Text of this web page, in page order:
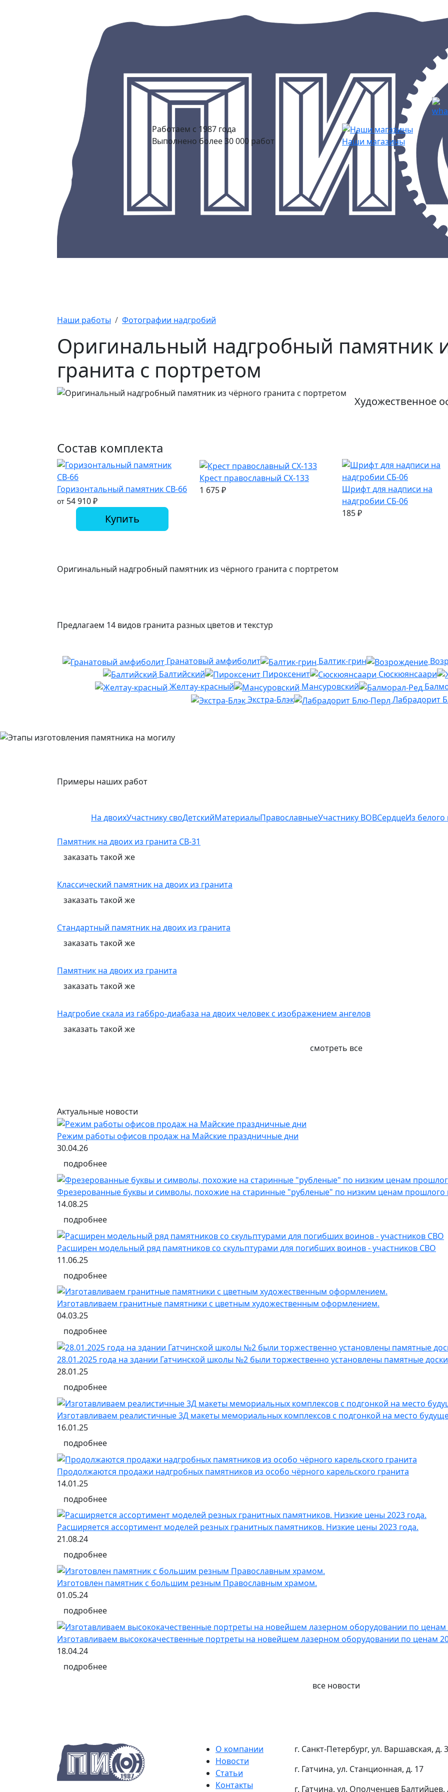
Работаем с 1987 года
Выполнено более 30 000 работ
Наши магазины
Наши работы Фотографии надгробий
Оригинальный надгробный памятник
гранита с портретом
Художественное
Состав комплекта
Горизонтальный памятник СВ-66
от 54 910₽
Купить
Крест православный СХ-133
1 675₽
Шрифт для надписи на
надгробии СБ-06
185₽
Оригинальный надгробный памятник из чёрного гранита с портретом
Предлагаем 14 видов гранита разных цветов и текстур
Гранатовый амфиболит Балтик-грин
Балтийский
Пироксенит Сюскюянсаари
Желтау-красный
Мансуровский
Экстра-Блэк
Лабрадорит
Примеры наших работ
На двоихУчастнику своДетскийМатериалыПравославныеУчастнику ВОВСердцеИз белого
Памятник на двоих из гранита СВ-31
заказать такой же
Классический памятник на двоих из гранита
заказать такой же
Стандартный памятник на двоих из гранита
заказать такой же
Памятник на двоих из гранита
заказать такой же
Надгробие скала из габбро-диабаза на двоих человек с изображением ангелов
заказать такой же
смотреть все
Актуальные новости
Режим работы офисов продаж на Майские праздничные дни
30.04.26
подробнее
Фрезерованные буквы и символы, похожие на старинные "рубленые" по низким ценам прошлого
14.08.25
подробнее
Расширен модельный ряд памятников со скульптурами для погибших воинов - участников СВО
11.06.25
подробнее
Изготавливаем гранитные памятники с цветным художественным оформлением.
04.03.25
подробнее
28.01.2025 года на здании Гатчинской школы №2 были торжественно установлены памятные доски
28.01.25
подробнее
Изготавливаем реалистичные 3Д макеты мемориальных комплексов с подгонкой на место
16.01.25
подробнее
Продолжаются продажи надгробных памятников из особо чёрного карельского гранита
14.01.25
подробнее
Расширяется ассортимент моделей резных гранитных памятников. Низкие цены 2023 года.
21.08.24
подробнее
Изготовлен памятник с большим резным Православным храмом.
01.05.24
подробнее
Изготавливаем высококачественные портреты на новейшем лазерном оборудовании по ценам
18.04.24
подробнее
все новости
О компании
Новости
Статьи
Контакты
г. Санкт-Петербург, ул. Варшавская, д.
г. Гатчина, ул. Станционная, д. 17
г. Гатчина, ул. Ополченцев Балтийцев,